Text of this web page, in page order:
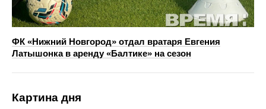
ФК «Нижний Новгород» отдал вратаря Евгения
Латышонка в аренду «Балтике» на сезон
Картина дня